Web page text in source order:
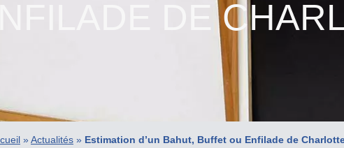
DE
»Actualités » Estimation d’un Bahut, Buffet ou Enfilade de